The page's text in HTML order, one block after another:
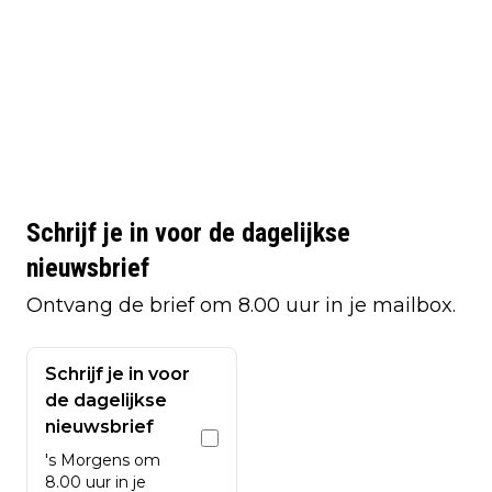
Schrijf je in voor de dagelijkse
nieuwsbrief
Ontvang de brief om 8.00 uur in je mailbox.
Schrijf je in voor
de dagelijkse
nieuwsbrief
's Morgens om
8.00 uur in je